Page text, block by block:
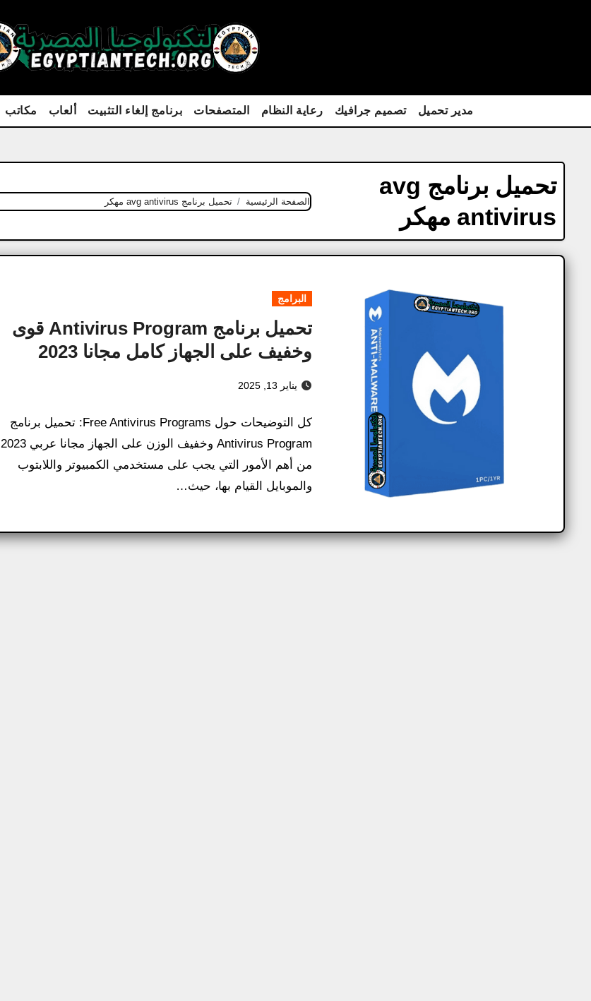
مدير تحميل تصميم جرافيك رعاية النظام المتصفحات برنامج إلغاء التثبيت ألعاب مكاتب
تحميل برنامج avg
antivirus مهكر
الصفحة الرئيسية تحميل برنامج avg antivirus مهكر
البرامج
تحميل برنامج Antivirus Program قوى
وخفيف على الجهاز كامل مجانا 2023
يناير 13, 2025
كل التوضيحات حول Free Antivirus Programs​: تحميل برنامج
Antivirus Program وخفيف الوزن على الجهاز مجانا عربي 2023
من أهم الأمور التي يجب على مستخدمي الكمبيوتر واللابتوب
والموبايل القيام بها، حيث…